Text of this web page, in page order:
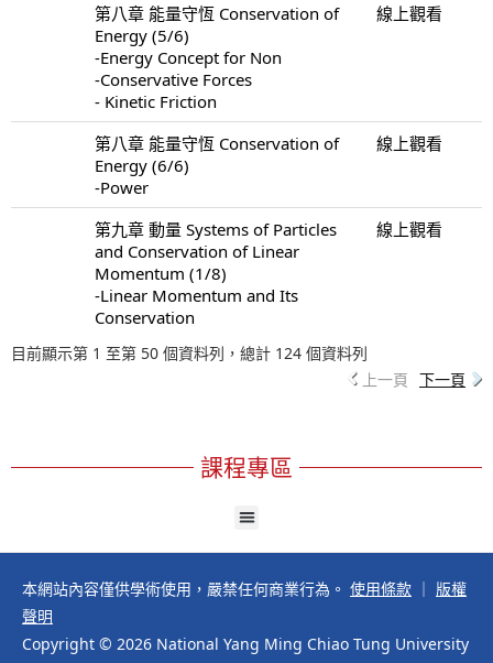
第八章 能量守恆 Conservation of
Energy (5/6)
-Energy Concept for Non
-Conservative Forces
- Kinetic Friction
線上觀看
第八章 能量守恆 Conservation of
Energy (6/6)
-Power
線上觀看
第九章 動量 Systems of Particles
and Conservation of Linear
Momentum (1/8)
-Linear Momentum and Its
Conservation
線上觀看
目前顯示第 1 至第 50 個資料列，總計 124 個資料列
上一頁 下一頁
課程專區
本網站內容僅供學術使用，嚴禁任何商業行為。 使用條款 ｜ 版權
聲明
Copyright © 2026 National Yang Ming Chiao Tung University